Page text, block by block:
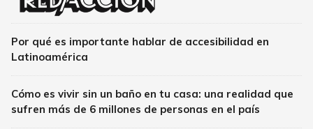
Por qué es importante hablar de accesibilidad en
Latinoamérica
Cómo es vivir sin un baño en tu casa: una realidad que
sufren más de 6 millones de personas en el país